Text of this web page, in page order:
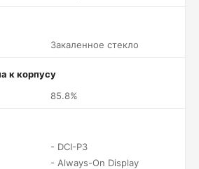
Закаленное стекло
к корпусу
85.8%
- DCI-P3
- Always-On Display